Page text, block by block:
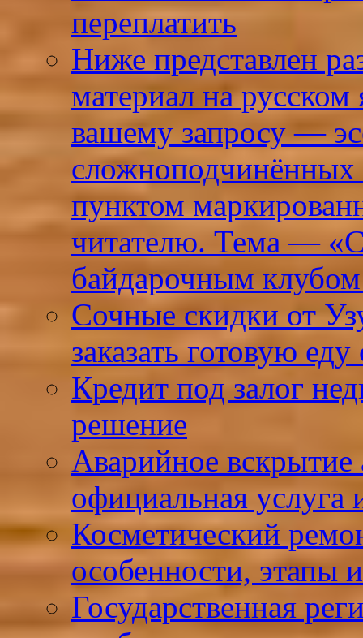
переплатить
Ниже представлен
материал на
вашему запросу —
пунктом
читателю. Тема —
байдарочным
Сочные скидки от
заказать готовую
Кредит под залог
решение
Аварийное вскрытие
официальная услуга
Косметический
особенности, этапы
Государственная